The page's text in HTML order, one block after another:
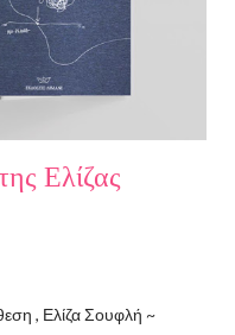
Ελίζας
, Ελίζα Σουφλή ~